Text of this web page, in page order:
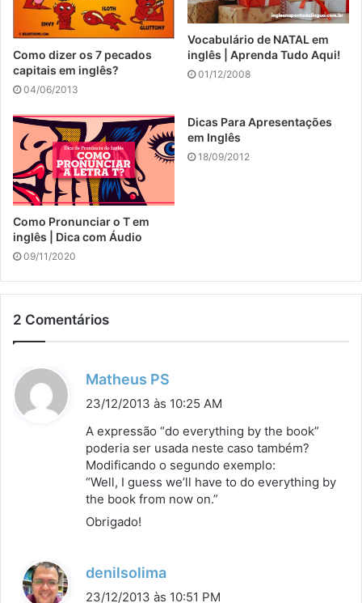
Como dizer os 7 pecados
capitais em inglês?
04/06/2013
Vocabulário de NATAL em
inglês | Aprenda Tudo Aqui!
01/12/2008
Como Pronunciar o T em
inglês | Dica com Áudio
09/11/2020
Dicas Para Apresentações
em Inglês
18/09/2012
2 Comentários
Matheus PS
i
s
e
:
23/12/2013 às 10:25 AM
A expressão “do everything by the book”
poderia ser usada neste caso também?
Modificando o segundo exemplo:
“Well, I guess we’ll have to do everything by
the book from now on.”
Obrigado!
denilsolima
23/12/2013 às 10:51 PM